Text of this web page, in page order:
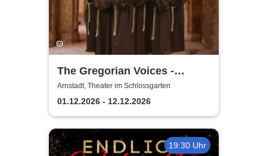
The Gregorian Voices -
Gregorianik zur
Weihnachtszeit
Arnstadt, Theater im Schlossgarten
01.12.2026 - 12.12.2026
19:30 Uhr